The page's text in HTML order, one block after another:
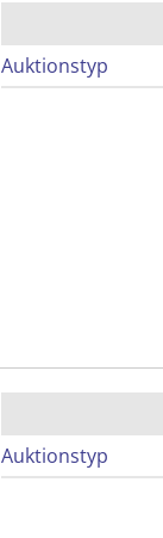
Auktionstyp
Auktionstyp